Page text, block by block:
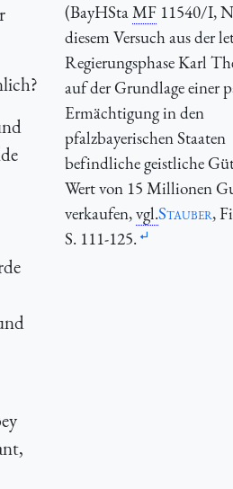
(BayHStaMF 11540/I,
diesem Versuch aus der
Regierungsphase Karl
auf der Grundlage einer
Ermächtigung in den
pfalzbayerischen Staaten
befindliche geistliche
Wert von 15 Millionen
verkaufen,vgl.Stauber,
S. 111-125.